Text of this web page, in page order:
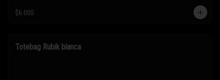
$6.000
Totebag Rubik blanca